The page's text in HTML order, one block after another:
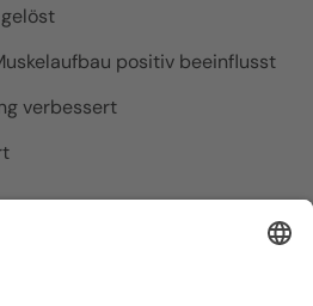
positiv beeinflusst
verbessert